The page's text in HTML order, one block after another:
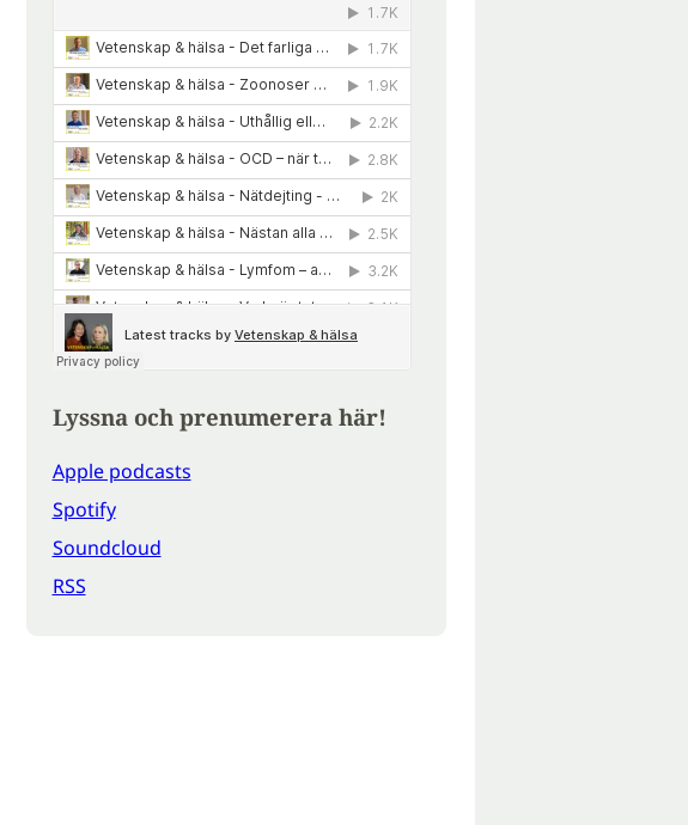
Lyssna och prenumerera här!
Apple podcasts
Spotify
Soundcloud
RSS